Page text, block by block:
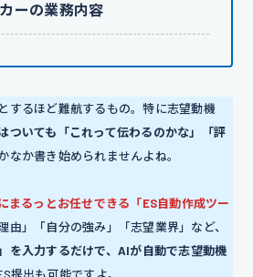
ーの業務内容
するほど難航するもの。特に志望動機
ついても「これって伝わるのかな」「評
なか書き始められませんよね。
まるっとお任せできる「ES自動作成ツー
由」「自分の強み」「志望業界」など、
を入力するだけで、AIが自動で志望動機